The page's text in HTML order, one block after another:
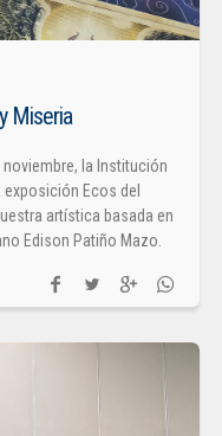
Miseria
noviembre, la Institución
exposición Ecos del
artística basada en
Edison Patiño Mazo.